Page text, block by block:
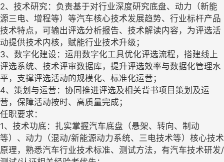
2、技术研究：负责基于对行业深度研究底盘、动力（新能
源三电、增程等）等汽车核心技术发展趋势、行业标杆产品
技术特点，可输出评选分析报告、技术解读内容，为评选活
动提供技术内核，赋能行业技术升级；
3、数字化建设：运用数字化工具优化评选流程，搭建线上
评选系统、技术评审数据库，提升评选效率与数据化管理水
平，支撑评选活动的规模化、标准化运营；
4、策划与运营：协同推进评选及相关背书项目策划及运
营，保障活动按时、高质量完成；
任职要求：
1、技术功底：扎实掌握汽车底盘（悬架、转向、制动
等）、动力（混动/新能源动力系统、三电技术等）核心技术
原理，熟悉汽车行业技术标准、测试方法，有汽车技术研发/